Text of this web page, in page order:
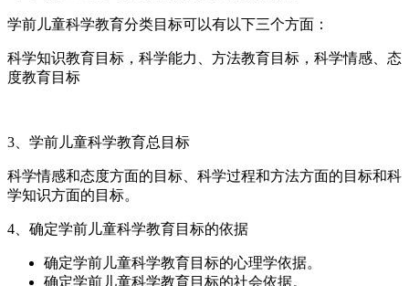
学前儿童科学教育分类目标可以有以下三个方面：
科学知识教育目标，科学能力、方法教育目标，科学情感、态
度教育目标
3、学前儿童科学教育总目标
科学情感和态度方面的目标、科学过程和方法方面的目标和科
学知识方面的目标。
4、确定学前儿童科学教育目标的依据
确定学前儿童科学教育目标的心理学依据。
确定学前儿童科学教育目标的社会依据。